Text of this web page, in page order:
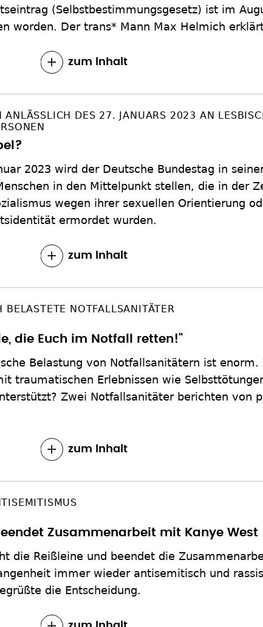
(Selbstbestimmungsgesetz) ist im
worden. Der trans* Mann Max Helmich
zum Inhalt
ANLÄSSLICH DES 27. JANUARS 2023 AN
2023 wird der Deutsche Bundestag in
in den Mittelpunkt stellen, die in der
wegen ihrer sexuellen Orientierung
ermordet wurden.
zum Inhalt
BELASTETE NOTFALLSANITÄTER
die Euch im Notfall retten!"
Belastung von Notfallsanitätern ist enorm.
traumatischen Erlebnissen wie
Zwei Notfallsanitäter berichten von
zum Inhalt
mit Kanye West
die Zusammenarbeit mit Kanye West. Der
und rassistisch geäußert. Der